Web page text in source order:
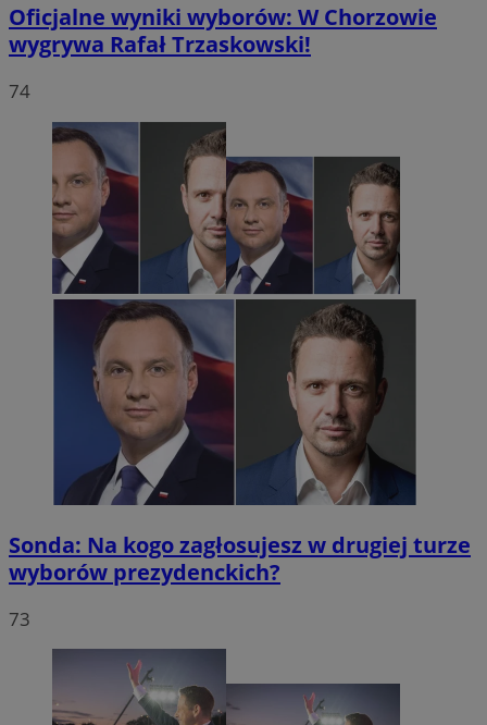
Oficjalne wyniki wyborów: W Chorzowie
wygrywa Rafał Trzaskowski!
74
Sonda: Na kogo zagłosujesz w drugiej turze
wyborów prezydenckich?
73